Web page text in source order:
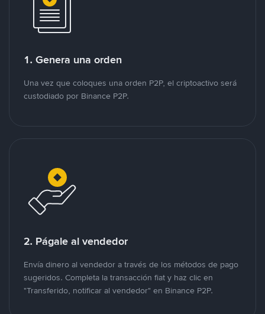
1. Genera una orden
Una vez que coloques una orden P2P, el criptoactivo será
custodiado por Binance P2P.
2. Págale al vendedor
Envía dinero al vendedor a través de los métodos de pago
sugeridos. Completa la transacción fiat y haz clic en
"Transferido, notificar al vendedor" en Binance P2P.